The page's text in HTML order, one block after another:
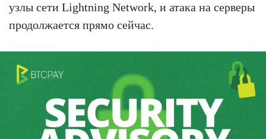
узлы сети Lightning Network, и атака на серверы
продолжается прямо сейчас.